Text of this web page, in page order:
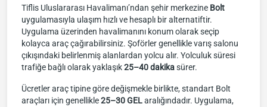
Tiflis Uluslararası Havalimanı’ndan şehir merkezine Bolt
uygulamasıyla ulaşım hızlı ve hesaplı bir alternatiftir.
Uygulama üzerinden havalimanını konum olarak seçip
kolayca araç çağırabilirsiniz. Şoförler genellikle varış salonu
çıkışındaki belirlenmiş alanlardan yolcu alır. Yolculuk süresi
trafiğe bağlı olarak yaklaşık25–40 dakikasürer.
Ücretler araç tipine göre değişmekle birlikte, standart Bolt
araçları için genellikle25–30 GELaralığındadır. Uygulama,